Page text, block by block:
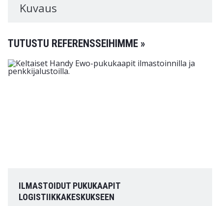
Kuvaus
TUTUSTU REFERENSSEIHIMME »
ILMASTOIDUT PUKUKAAPIT
LOGISTIIKKAKESKUKSEEN